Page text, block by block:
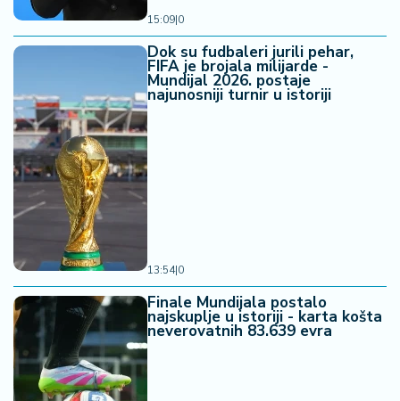
15:09|0
Dok su fudbaleri jurili pehar,
FIFA je brojala milijarde -
Mundijal 2026. postaje
najunosniji turnir u istoriji
13:54|0
Finale Mundijala postalo
najskuplje u istoriji - karta košta
neverovatnih 83.639 evra